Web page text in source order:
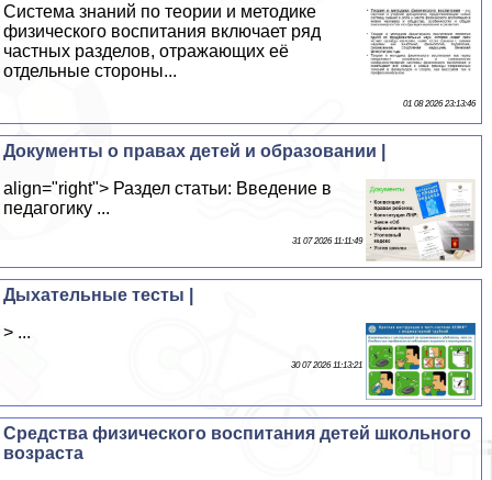
Система знаний по теории и методике
физического воспитания включает ряд
частных разделов, отражающих её
отдельные стороны...
01 08 2026 23:13:46
Документы о правах детей и образовании |
align="right"> Раздел статьи: Введение в
педагогику ...
31 07 2026 11:11:49
Дыхательные тесты |
> ...
30 07 2026 11:13:21
Средства физического воспитания детей школьного
возраста